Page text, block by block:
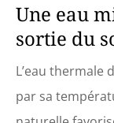
Une eau
sortie du
L’eau thermale
par sa